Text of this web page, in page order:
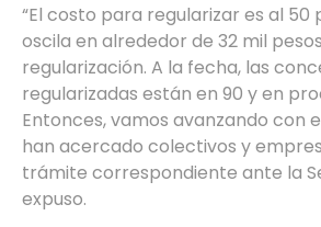
“El costo para regularizar es al 50
oscila en alrededor de 32 mil
regularización. A la fecha, las
regularizadas están en 90 y en
Entonces, vamos avanzando con
han acercado colectivos y
trámite correspondiente ante la
expuso.